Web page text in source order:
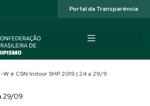
Portal da Transparência
W e CSN Indoor SHP 2019 | 24 a 29/9
29/09